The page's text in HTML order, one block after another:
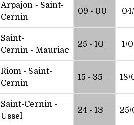
Arpajon - Saint-
Cernin
09 - 00
Saint-
Cernin - Mauriac
25 - 10 1/
Riom - Saint-
Cernin
15 - 35 18/
Saint-Cernin -
Ussel
24 - 13